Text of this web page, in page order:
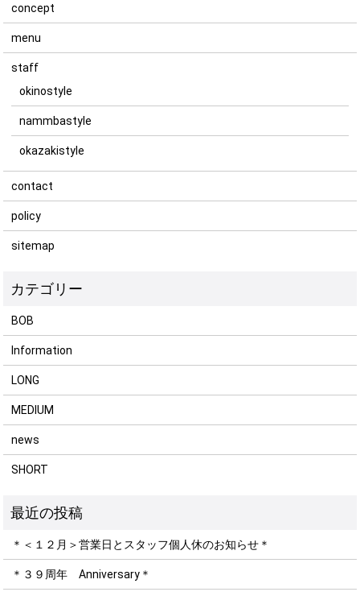
concept
menu
staff
okinostyle
nammbastyle
okazakistyle
contact
policy
sitemap
BOB
Information
LONG
MEDIUM
news
SHORT
＊＜１２月＞営業日とスタッフ個人休のお知らせ＊
＊３９周年 Anniversary＊